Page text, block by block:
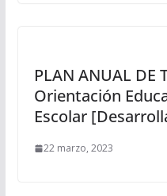
PLAN ANUAL DE
Orientación
Escolar
22 marzo, 2023